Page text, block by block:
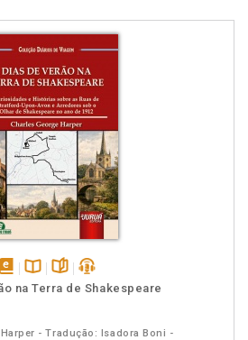
Disponível
páginaspodcast
na Terra de Shakespeare
- Tradução: Isadora Boni -